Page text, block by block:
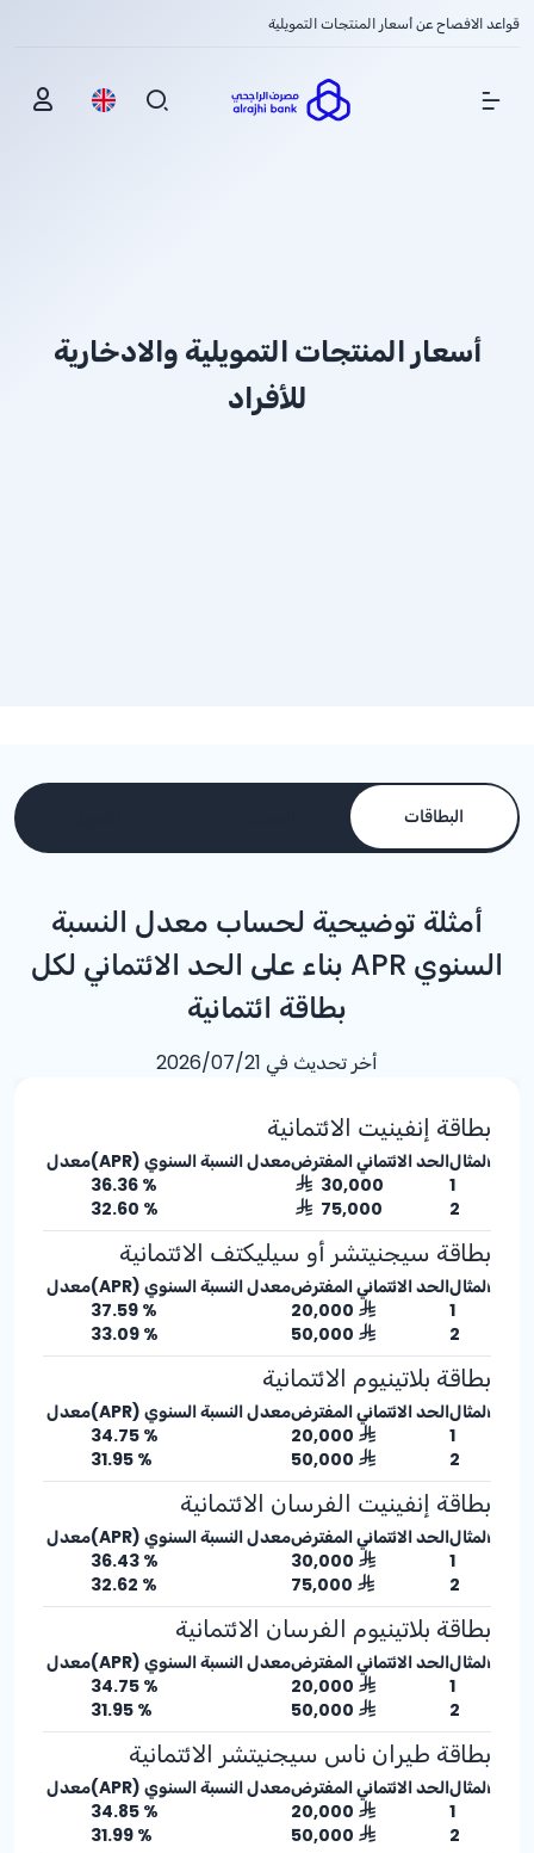
قواعد الافصاح عن أسعار المنتجات التمويلية
Show Menu
أسعار المنتجات التمويلية والادخارية
للأفراد
البطاقات
أمثلة توضيحية لحساب معدل النسبة
السنوي APR بناء على الحد الائتماني لكل
بطاقة ائتمانية
أخر تحديث في 2026/07/21
بطاقة إنفينيت الائتمانية
المثالالحد الائتماني المفترضمعدل النسبة السنوي (APR)
معدل الربح
1
30,000
% 36.36
2
75,000
% 32.60
بطاقة سيجنيتشر أو سيليكتف الائتمانية
المثالالحد الائتماني المفترضمعدل النسبة السنوي (APR)
معدل الربح
1
20,000
% 37.59
2
50,000
% 33.09
بطاقة بلاتينيوم الائتمانية
المثالالحد الائتماني المفترضمعدل النسبة السنوي (APR)
معدل الربح
1
20,000
% 34.75
2
50,000
% 31.95
بطاقة إنفينيت الفرسان الائتمانية
المثالالحد الائتماني المفترضمعدل النسبة السنوي (APR)
معدل الربح
1
30,000
% 36.43
2
75,000
% 32.62
بطاقة بلاتينيوم الفرسان الائتمانية
المثالالحد الائتماني المفترضمعدل النسبة السنوي (APR)
معدل الربح
1
20,000
% 34.75
2
50,000
% 31.95
بطاقة طيران ناس سيجنيتشر الائتمانية
المثالالحد الائتماني المفترضمعدل النسبة السنوي (APR)
معدل الربح
1
20,000
% 34.85
2
50,000
% 31.99